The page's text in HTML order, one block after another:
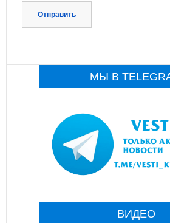
Отправить
МЫ В
ВИДЕО